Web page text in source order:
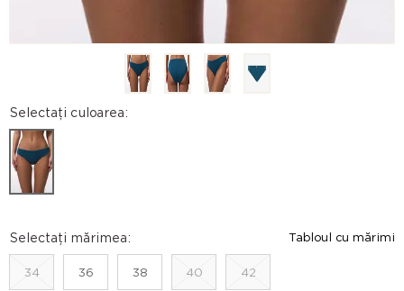
Selectați culoarea:
Selectați mărimea: Tabloul cu mărimi
34 36 38 40 42